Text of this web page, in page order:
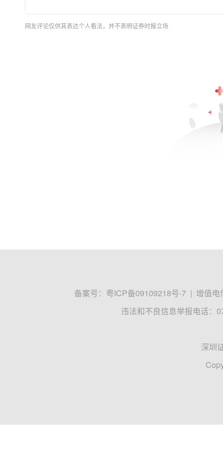
网友评论仅供其表达个人看法，并不表明证券时报立场
备案号： 粤ICP备09109218号-7 | 增值电
违法和不良信息举报电话：
深圳